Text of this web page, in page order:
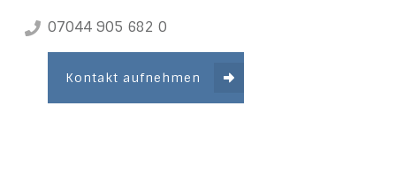
07044 905 682 0
Kontakt aufnehmen